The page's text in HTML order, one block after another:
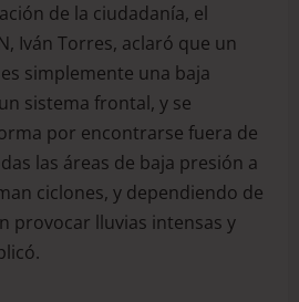
de la ciudadanía, el
Iván Torres, aclaró que un
simplemente una baja
sistema frontal, y se
por encontrarse fuera de
las áreas de baja presión a
ciclones, y dependiendo de
provocar lluvias intensas y